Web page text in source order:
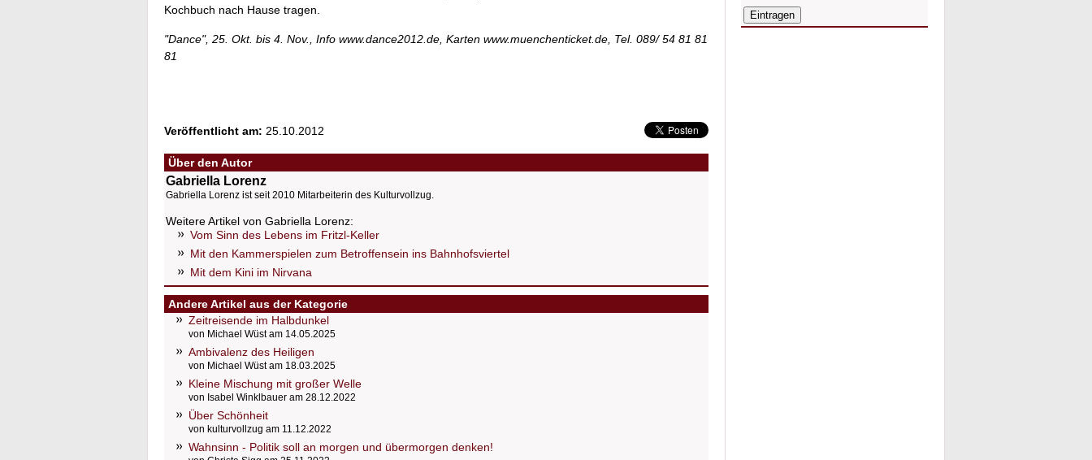
Kochbuch nach Hause tragen.
"Dance", 25. Okt. bis 4. Nov., Info www.dance2012.de, Karten www.muenchenticket.de, Tel. 089/ 54 81 81
81
Veröffentlicht am: 25.10.2012
Über den Autor
Gabriella Lorenz
Gabriella Lorenz ist seit 2010 Mitarbeiterin des Kulturvollzug.
Weitere Artikel von Gabriella Lorenz:
Vom Sinn des Lebens im Fritzl-Keller
Mit den Kammerspielen zum Betroffensein ins Bahnhofsviertel
Mit dem Kini im Nirvana
Andere Artikel aus der Kategorie
Zeitreisende im Halbdunkel
von Michael Wüst am 14.05.2025
Ambivalenz des Heiligen
von Michael Wüst am 18.03.2025
Kleine Mischung mit großer Welle
von Isabel Winklbauer am 28.12.2022
Über Schönheit
von kulturvollzug am 11.12.2022
Wahnsinn - Politik soll an morgen und übermorgen denken!